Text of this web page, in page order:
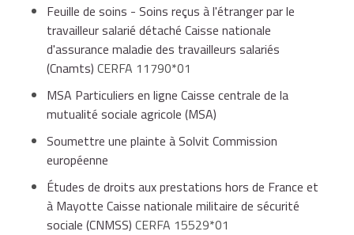
Feuille de soins - Soins reçus à l'étranger par le
travailleur salarié détaché Caisse nationale
d'assurance maladie des travailleurs salariés
(Cnamts) CERFA 11790*01
MSA Particuliers en ligne Caisse centrale de la
mutualité sociale agricole (MSA)
Soumettre une plainte à Solvit Commission
européenne
Études de droits aux prestations hors de France et
à Mayotte Caisse nationale militaire de sécurité
sociale (CNMSS) CERFA 15529*01